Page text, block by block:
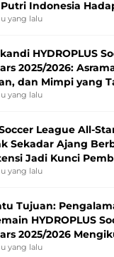
Indonesia
yang lalu
HYDROPLUS
2025/2026:
dan Mimpi yang
yang lalu
League All-
Sekadar Ajang
Jadi Kunci
yang lalu
Tujuan:
HYDROPLUS
2025/2026
Indonesia Putri
yang lalu